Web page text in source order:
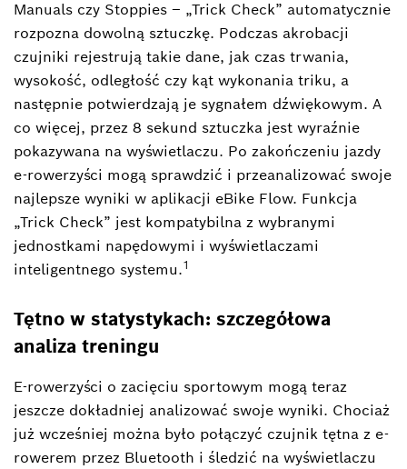
Manuals czy Stoppies – „Trick Check” automatycznie
rozpozna dowolną sztuczkę. Podczas akrobacji
czujniki rejestrują takie dane, jak czas trwania,
wysokość, odległość czy kąt wykonania triku, a
następnie potwierdzają je sygnałem dźwiękowym. A
co więcej, przez 8 sekund sztuczka jest wyraźnie
pokazywana na wyświetlaczu. Po zakończeniu jazdy
e-rowerzyści mogą sprawdzić i przeanalizować swoje
najlepsze wyniki w aplikacji eBike Flow. Funkcja
„Trick Check” jest kompatybilna z wybranymi
jednostkami napędowymi i wyświetlaczami
inteligentnego systemu.1
Tętno w statystykach: szczegółowa
analiza treningu
E-rowerzyści o zacięciu sportowym mogą teraz
jeszcze dokładniej analizować swoje wyniki. Chociaż
już wcześniej można było połączyć czujnik tętna z e-
rowerem przez Bluetooth i śledzić na wyświetlaczu